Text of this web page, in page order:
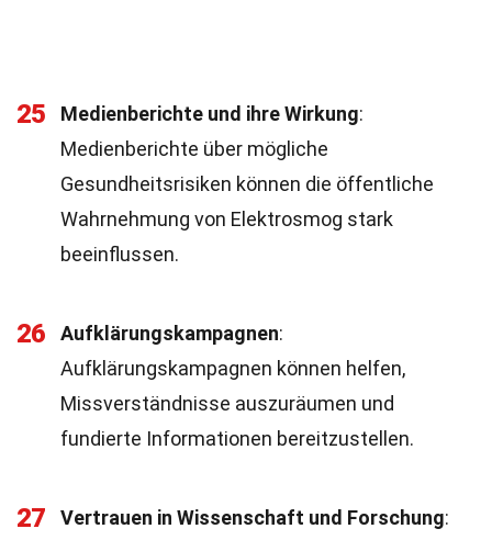
25 Medienberichte und ihre Wirkung:
Medienberichte über mögliche
Gesundheitsrisiken können die öffentliche
Wahrnehmung von Elektrosmog stark
beeinflussen.
26 Aufklärungskampagnen:
Aufklärungskampagnen können helfen,
Missverständnisse auszuräumen und
fundierte Informationen bereitzustellen.
27 Vertrauen in Wissenschaft und Forschung: